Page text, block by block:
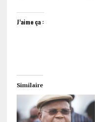
J’aime ça :
Similaire